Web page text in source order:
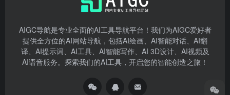
AIGC导航是专业全面的AI工具导航平台！我们为AIGC爱好者
提供全方位的AI网站导航，包括AI绘画、AI智能对话、AI翻
译、AI提示词、AI工具、AI智能写作、AI 3D设计、AI视频及
AI语音服务。探索我们的AI工具，开启您的智能创造之旅！